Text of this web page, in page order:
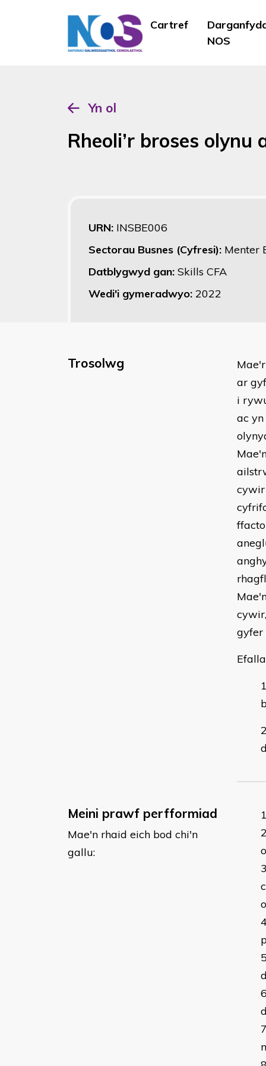
Cartref
NOS
Yn ol
Rheoli’r broses olynu
URN: INSBE006
Sectorau Busnes (Cyfresi): Menter
Datblygwyd gan: Skills CFA
Wedi'i gymeradwyo: 2022
Trosolwg
ar
i
ac
cywir
gyfer
Meini prawf perfformiad
Mae'n rhaid eich bod chi'n
gallu: